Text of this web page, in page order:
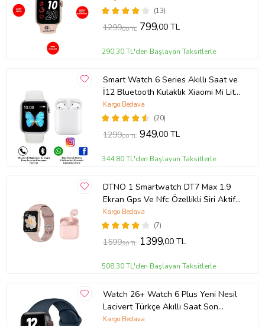
(13)
1299,00 TL 799,00 TL
290,30 TL'den Başlayan Taksitlerle
Smart Watch 6 Series Akıllı Saat ve
İ12 Bluetooth Kulaklık Xiaomi Mi Lite
11 Uyumlu (Beyaz)
(20)
Kargo Bedava
1299,00 TL 949,00 TL
344,80 TL'den Başlayan Taksitlerle
DTNO 1 Smartwatch DT7 Max 1.9
Ekran Gps Ve Nfc Özellikli Siri Aktif
Smartwatch Akıllı Saat Ve Pro 5
Bluetooth Kulaklık (Rose)
(7)
Kargo Bedava
1599,90 TL 1399,00 TL
508,30 TL'den Başlayan Taksitlerle
Watch 26+ Watch 6 Plus Yeni Nesil
Lacivert Türkçe Akıllı Saat Son
Sürüm Yan Tuş Aktif
Kargo Bedava